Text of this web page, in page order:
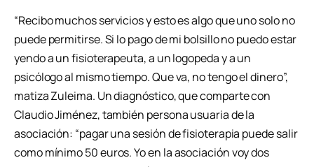
“Recibo muchos servicios y esto es algo que uno solo no
puede permitirse. Si lo pago de mi bolsillo no puedo estar
yendo a un fisioterapeuta, a un logopeda y a un
psicólogo al mismo tiempo. Que va, no tengo el dinero”,
matiza Zuleima. Un diagnóstico, que comparte con
Claudio Jiménez, también persona usuaria de la
asociación: “pagar una sesión de fisioterapia puede salir
como mínimo 50 euros. Yo en la asociación voy dos